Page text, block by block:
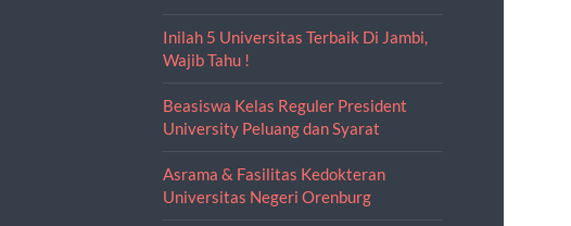
Inilah 5 Universitas Terbaik Di Jambi,
Wajib Tahu !
Beasiswa Kelas Reguler President
University Peluang dan Syarat
Asrama & Fasilitas Kedokteran
Universitas Negeri Orenburg